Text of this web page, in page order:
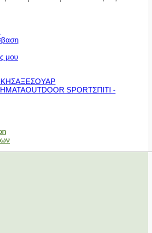
μου
ΑΞΕΣΟΥΑΡ
OUTDOOR SPORTΣΠΙΤΙ -